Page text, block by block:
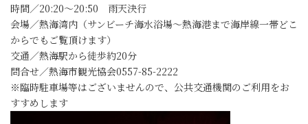
時間／20:20～20:50 雨天決行
会場／熱海湾内（サンビーチ海水浴場～熱海港まで海岸線一帯どこ
からでもご覧頂けます）
交通／熱海駅から徒歩約20分
問合せ／熱海市観光協会0557-85-2222
※臨時駐車場等はございませんので、公共交通機関のご利用をお
すすめします